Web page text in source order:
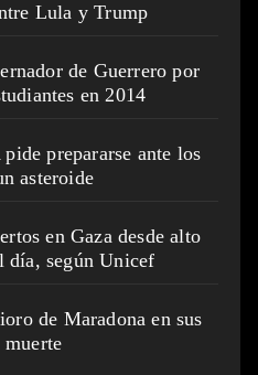
Lula y Trump
de Guerrero por
en 2014
prepararse ante los
asteroide
en Gaza desde alto
día, según Unicef
de Maradona en sus
muerte